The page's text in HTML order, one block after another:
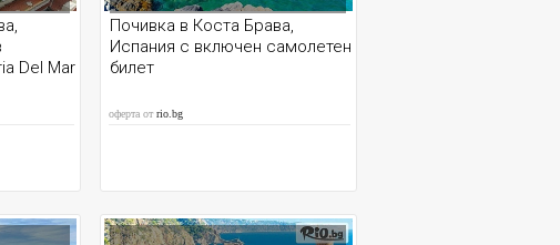
Del Mar
Почивка в Коста Брава,
Испания с включен самолетен
билет
оферта от rio.bg